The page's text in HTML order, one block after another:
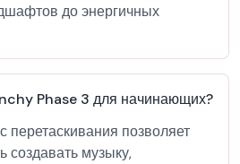
до энергичных
Phase 3 для начинающих?
позволяет
создавать музыку,